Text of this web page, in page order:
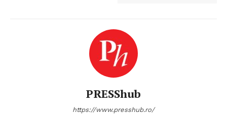
PRESShub
https://www.presshub.ro/